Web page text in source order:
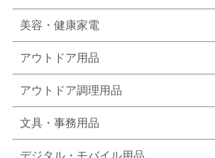
美容・健康家電
アウトドア用品
アウトドア調理用品
文具・事務用品